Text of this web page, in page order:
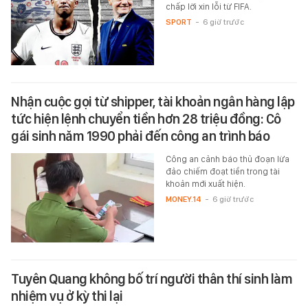
chấp lời xin lỗi từ FIFA.
SPORT - 6 giờ trước
Nhận cuộc gọi từ shipper, tài khoản ngân hàng lập
tức hiện lệnh chuyển tiền hơn 28 triệu đồng: Cô
gái sinh năm 1990 phải đến công an trình báo
Công an cảnh báo thủ đoạn lừa
đảo chiếm đoạt tiền trong tài
khoản mới xuất hiện.
MONEY.14 - 6 giờ trước
Tuyên Quang không bố trí người thân thí sinh làm
nhiệm vụ ở kỳ thi lại